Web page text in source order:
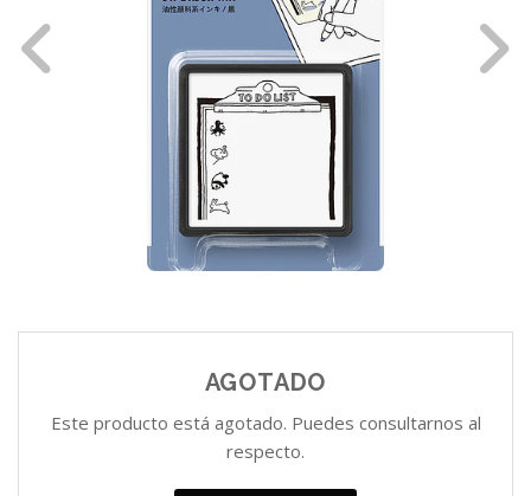
AGOTADO
Este producto está agotado. Puedes consultarnos al
respecto.